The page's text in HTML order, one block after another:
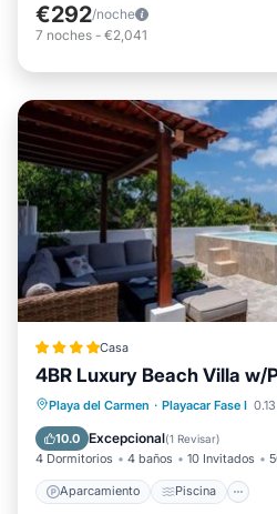
€292/noche
7 noches - €2,041
Casa
4BR Luxury Beach Villa w/
Playa del Carmen · Playacar Fase I
10.0 Excepcional(1 Revisar)
4 Dormitorios 4 baños 10 Invitados
Aparcamiento Piscina
Aparcamiento
Piscina
Aire acondicionado